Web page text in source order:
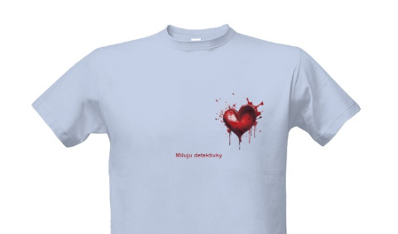
Upravitelný text